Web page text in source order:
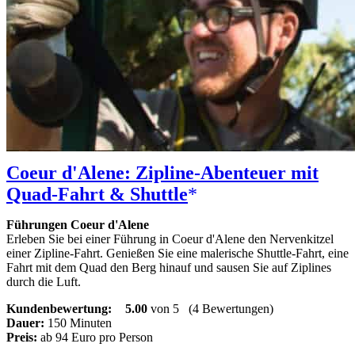
Coeur d'Alene: Zipline-Abenteuer mit
Quad-Fahrt & Shuttle
Führungen Coeur d'Alene
Erleben Sie bei einer Führung in Coeur d'Alene den Nervenkitzel
einer Zipline-Fahrt. Genießen Sie eine malerische Shuttle-Fahrt, eine
Fahrt mit dem Quad den Berg hinauf und sausen Sie auf Ziplines
durch die Luft.
Kundenbewertung:
5.00 von 5 (4 Bewertungen)
Dauer: 150 Minuten
Preis: ab 94 Euro pro Person